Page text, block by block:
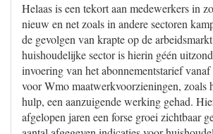
Helaas is een tekort aan medewerkers in
nieuw en net zoals in andere sectoren
de gevolgen van krapte op de
huishoudelijke sector is hierin géén
invoering van het abonnementstarief
voor Wmo maatwerkvoorzieningen, zoals
hulp, een aanzuigende werking gehad.
afgelopen jaren een forse groei zichtbaar